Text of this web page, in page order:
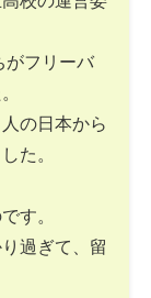
がフリーバ
の日本から
た。
す。
過ぎて、留